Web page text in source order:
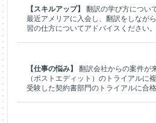
【スキルアップ】
翻訳の学び方につい
最近アメリアに入会し、翻訳をしなが
習の仕方についてアドバイスください
【仕事の悩み】
翻訳会社からの案件が
（ポストエディット）のトライアルに
受験した契約書部門のトライアルに合